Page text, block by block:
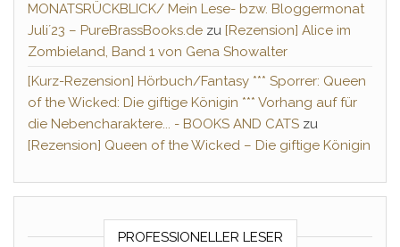
MONATSRÜCKBLICK/ Mein Lese- bzw. Bloggermonat
Juli´23 – PureBrassBooks.de zu [Rezension] Alice im
Zombieland, Band 1 von Gena Showalter
[Kurz-Rezension] Hörbuch/Fantasy *** Sporrer: Queen
of the Wicked: Die giftige Königin *** Vorhang auf für
die Nebencharaktere... - BOOKS AND CATS zu
[Rezension] Queen of the Wicked – Die giftige Königin
PROFESSIONELLER LESER